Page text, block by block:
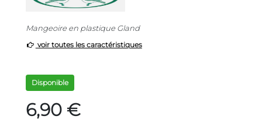
Mangeoire en plastique Gland
voir toutes les caractéristiques
Disponible
6,90 €